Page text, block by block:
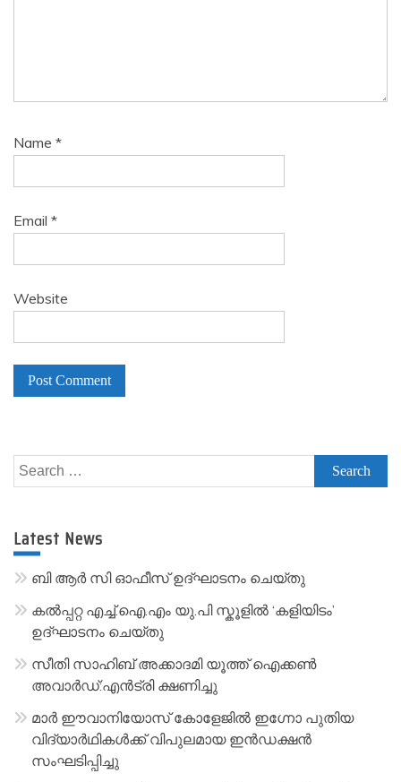
Name *
Email *
Website
l
n
a
e
Search
for:
Latest News
ബി ആർ സി ഓഫീസ് ഉദ്ഘാടനം ചെയ്തു
കൽപ്പറ്റ എച്ച്.ഐ.എം യു.പി സ്കൂ‌ളിൽ ‘കളിയിടം’
ഉദ്ഘാടനം ചെയ്തു
സീതി സാഹിബ് അക്കാദമി യൂത്ത് ഐക്കൺ
അവാർഡ്:എൻട്രി ക്ഷണിച്ചു
മാർ ഈവാനിയോസ് കോളേജിൽ ഇഗ്നോ പുതിയ
വിദ്യാർഥികൾക്ക് വിപുലമായ ഇൻഡക്ഷൻ
സംഘടിപ്പിച്ചു